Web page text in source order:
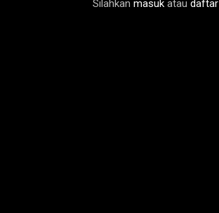
Silahkan masuk atau daftar